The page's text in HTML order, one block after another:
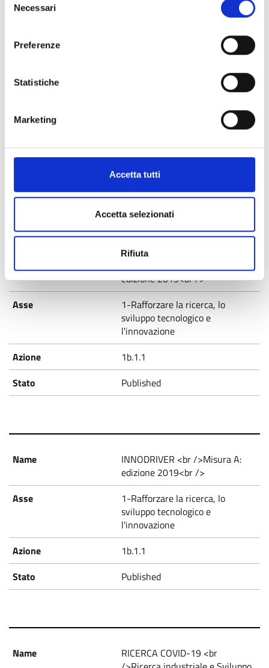
Per conoscere i dettagli, consulta la nostra cookie policy.
https://www.openinnovation.regione.lombardia.it/it/co
https://www.openinnovation.regione.lombardia.it/it/pr
delNecessari
Preferenze
Statistiche
Marketing
Accetta tutti
Accetta selezionati
Rifiuta
Ricerca&Sviluppo per la moda
1-Rafforzare la ricerca, lo
Published
edizione 2019<br />
1-Rafforzare la ricerca, lo
sviluppo tecnologico e
l'innovazione
1b.1.1
Published
INNODRIVER <br />Misura A:
edizione 2019<br />
1-Rafforzare la ricerca, lo
sviluppo tecnologico e
l'innovazione
1b.1.1
Published
RICERCA COVID-19 <br